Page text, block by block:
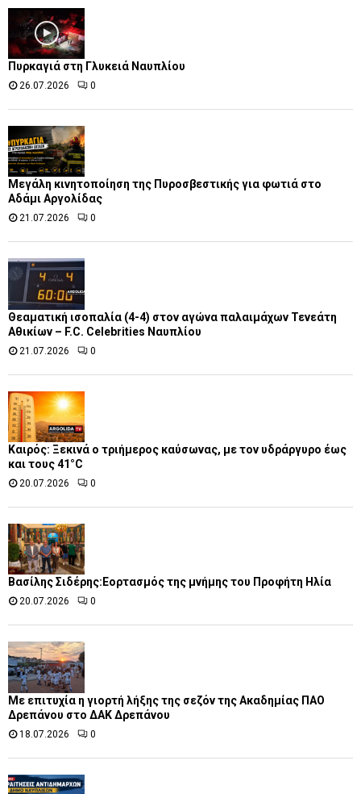
Πυρκαγιά στη Γλυκειά Ναυπλίου
26.07.2026 0
Μεγάλη κινητοποίηση της Πυροσβεστικής για φωτιά στο
Αδάμι Αργολίδας
21.07.2026 0
Θεαματική ισοπαλία (4-4) στον αγώνα παλαιμάχων Τενεάτη
Αθικίων – F.C. Celebrities Ναυπλίου
21.07.2026 0
Καιρός: Ξεκινά ο τριήμερος καύσωνας, με τον υδράργυρο έως
και τους 41°C
20.07.2026 0
Βασίλης Σιδέρης:Εορτασμός της μνήμης του Προφήτη Ηλία
20.07.2026 0
Με επιτυχία η γιορτή λήξης της σεζόν της Ακαδημίας ΠΑΟ
Δρεπάνου στο ΔΑΚ Δρεπάνου
18.07.2026 0